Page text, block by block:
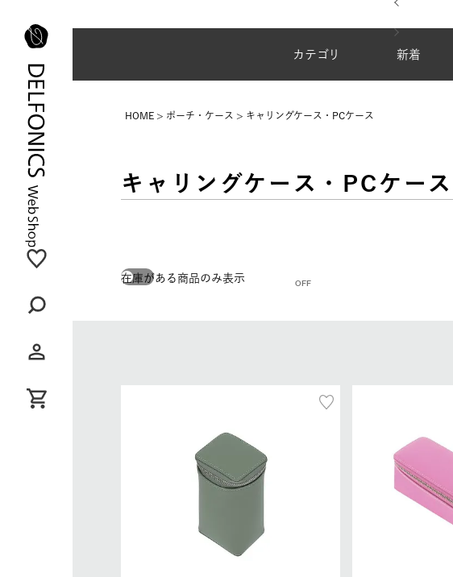
カテゴリ 新着
HOME ポーチ・ケース キャリングケース・PCケース
キャリングケース・PCケース
在庫がある商品のみ表示